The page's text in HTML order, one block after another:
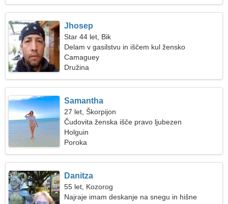
Jhosep
Star 44 let, Bik
Delam v gasilstvu in iščem kul žensko
Camaguey
Družina
Samantha
27 let, Škorpijon
Čudovita ženska išče pravo ljubezen
Holguin
Poroka
Danitza
55 let, Kozorog
Najraje imam deskanje na snegu in hišne